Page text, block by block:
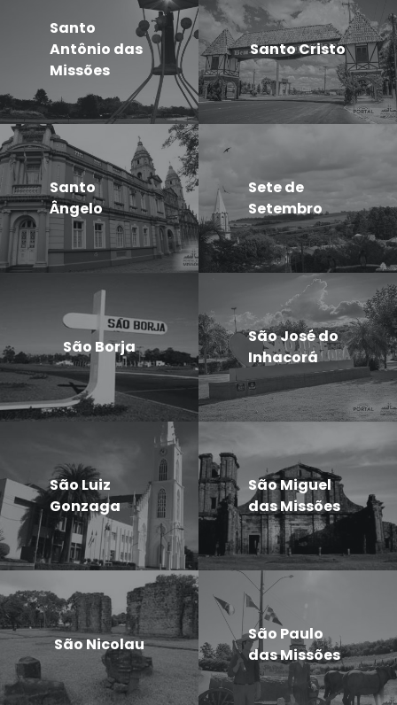
Santo
Antônio das
Missões
Santo Cristo
Santo
Ângelo
Sete de
Setembro
São Borja
São José do
Inhacorá
São Luiz
Gonzaga
São Miguel
das Missões
São Nicolau
São Paulo
das Missões